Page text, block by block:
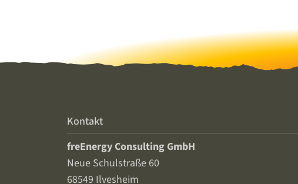
Kontakt
freEnergy Consulting GmbH
Neue Schulstraße 60
68549 Ilvesheim